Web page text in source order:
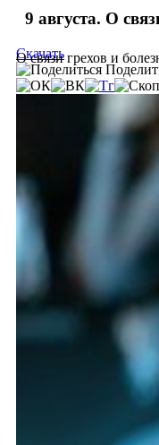
9 августа. О
О связи грехов и
Скачать